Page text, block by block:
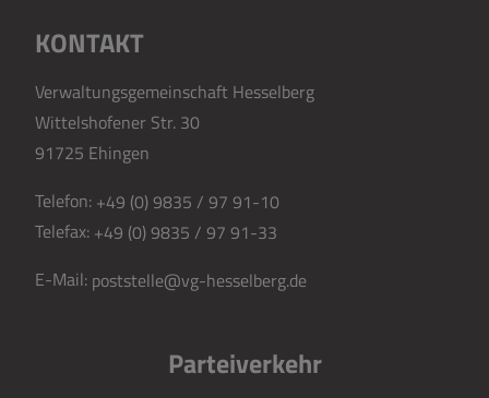
KONTAKT
Verwaltungsgemeinschaft Hesselberg
Wittelshofener Str. 30
91725 Ehingen
Telefon: +49 (0) 9835 / 97 91-10
Telefax: +49 (0) 9835 / 97 91-33
E-Mail: poststelle@vg-hesselberg.de
Parteiverkehr